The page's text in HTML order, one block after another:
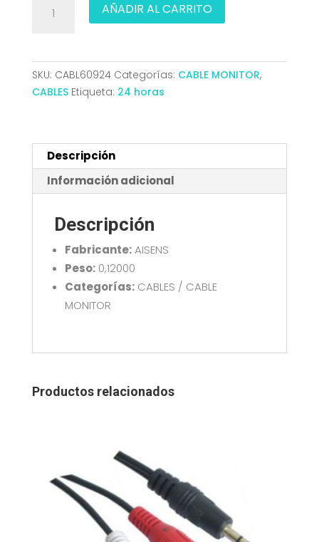
DISPLAYPORT
80GBPS
DPM-
AISENS
A158-
0902
AÑADIR AL CARRITO
SKU: CABL60924 Categorías: CABLE MONITOR,
CABLES Etiqueta: 24 horas
Descripción
Información adicional
Descripción
Fabricante:AISENS
Peso:0,12000
Categorías:CABLES / CABLE
MONITOR
Productos relacionados